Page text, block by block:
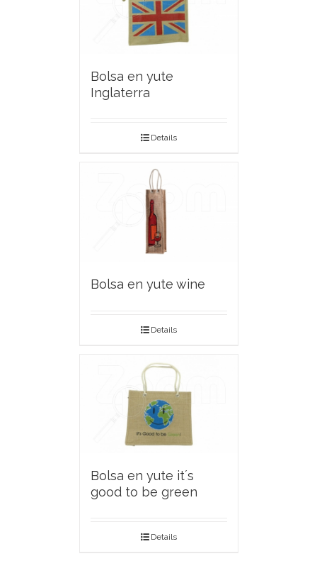
Bolsa en yute
Inglaterra
Details
Bolsa en yute wine
Details
Bolsa en yute it´s
good to be green
Details